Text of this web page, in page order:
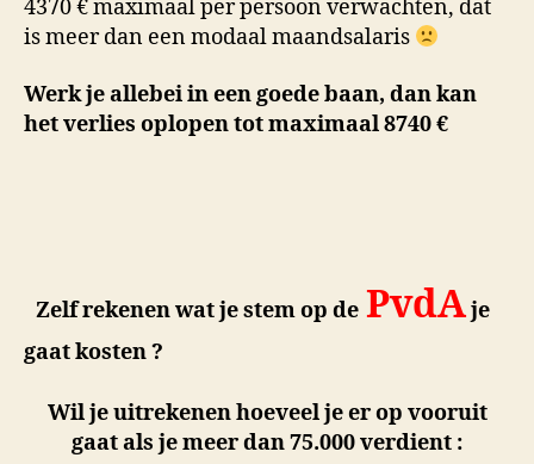
4370 € maximaal per persoon verwachten, dat
is meer dan een modaal maandsalaris
Werk je allebei in een goede baan, dan kan
het verlies oplopen tot maximaal 8740 €
Zelf rekenen wat je stem op de PvdAje
gaat kosten ?
Wil je uitrekenen hoeveel je er op vooruit
gaat als je meer dan 75.000 verdient :